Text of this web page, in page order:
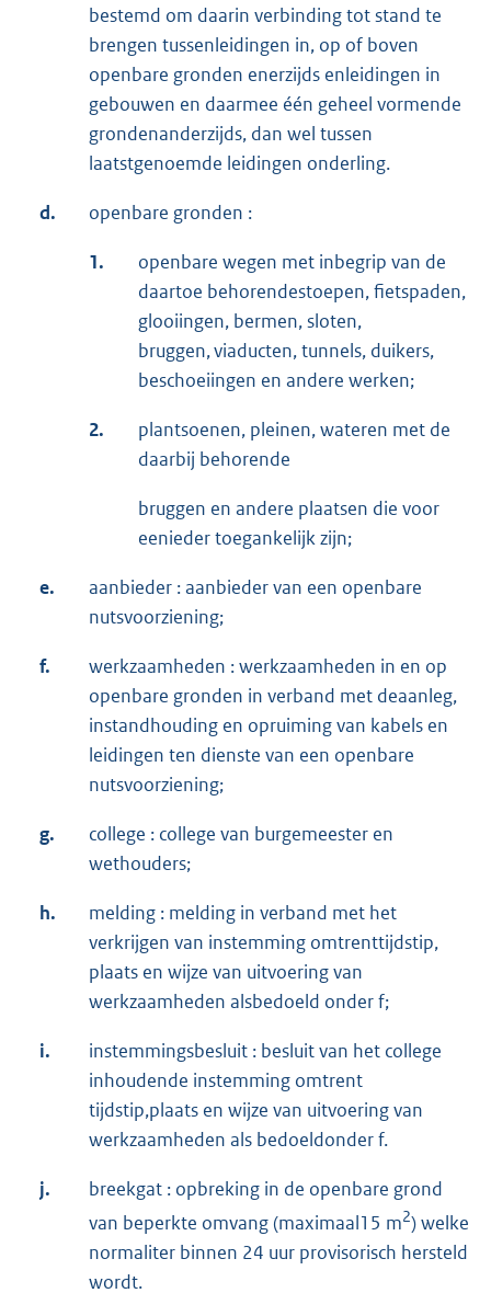
bestemd om daarin verbinding tot stand te
brengen tussenleidingen in, op of boven
openbare gronden enerzijds enleidingen in
gebouwen en daarmee één geheel vormende
grondenanderzijds, dan wel tussen
laatstgenoemde leidingen onderling.
d. openbare gronden :
1.
openbare wegen met inbegrip van de
daartoe behorendestoepen, fietspaden,
glooiingen, bermen, sloten,
bruggen, viaducten, tunnels, duikers,
beschoeiingen en andere werken;
2.
plantsoenen, pleinen, wateren met de
daarbij behorende
bruggen en andere plaatsen die voor
eenieder toegankelijk zijn;
e.
aanbieder : aanbieder van een openbare
nutsvoorziening;
f.
werkzaamheden : werkzaamheden in en op
openbare gronden in verband met deaanleg,
instandhouding en opruiming van kabels en
leidingen ten dienste van een openbare
nutsvoorziening;
g.
college : college van burgemeester en
wethouders;
h.
melding : melding in verband met het
verkrijgen van instemming omtrenttijdstip,
plaats en wijze van uitvoering van
werkzaamheden alsbedoeld onder f;
i.
instemmingsbesluit : besluit van het college
inhoudende instemming omtrent
tijdstip,plaats en wijze van uitvoering van
werkzaamheden als bedoeldonder f.
j.
breekgat : opbreking in de openbare grond
van beperkte omvang (maximaal15 m2) welke
normaliter binnen 24 uur provisorisch hersteld
wordt.